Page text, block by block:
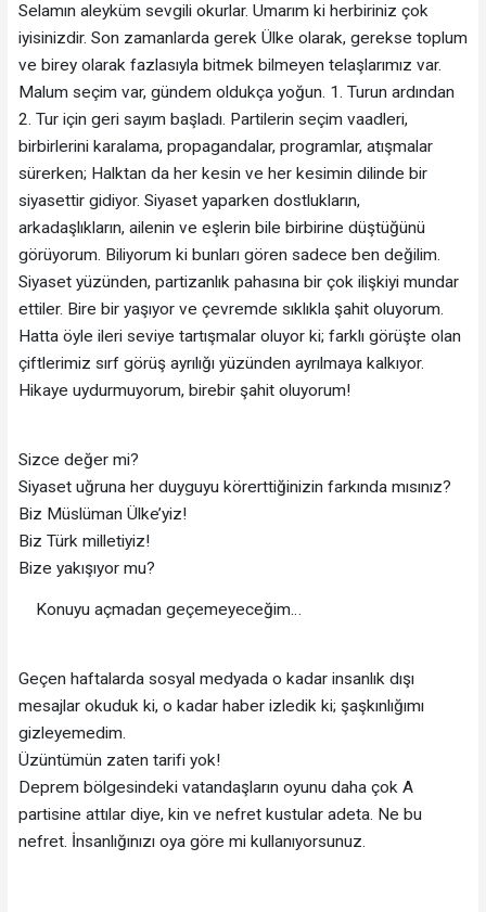
Selamın aleyküm sevgili okurlar. Umarım ki herbiriniz çok
iyisinizdir. Son zamanlarda gerek Ülke olarak, gerekse toplum
ve birey olarak fazlasıyla bitmek bilmeyen telaşlarımız var.
Malum seçim var, gündem oldukça yoğun. 1. Turun ardından
2. Tur için geri sayım başladı. Partilerin seçim vaadleri,
birbirlerini karalama, propagandalar, programlar, atışmalar
sürerken; Halktan da her kesin ve her kesimin dilinde bir
siyasettir gidiyor. Siyaset yaparken dostlukların,
arkadaşlıkların, ailenin ve eşlerin bile birbirine düştüğünü
görüyorum. Biliyorum ki bunları gören sadece ben değilim.
Siyaset yüzünden, partizanlık pahasına bir çok ilişkiyi mundar
ettiler. Bire bir yaşıyor ve çevremde sıklıkla şahit oluyorum.
Hatta öyle ileri seviye tartışmalar oluyor ki; farklı görüşte olan
çiftlerimiz sırf görüş ayrılığı yüzünden ayrılmaya kalkıyor.
Hikaye uydurmuyorum, birebir şahit oluyorum!
Sizce değer mi?
Siyaset uğruna her duyguyu körerttiğinizin farkında mısınız?
Biz Müslüman Ülke’yiz!
Biz Türk milletiyiz!
Bize yakışıyor mu?
Konuyu açmadan geçemeyeceğim…
Geçen haftalarda sosyal medyada o kadar insanlık dışı
mesajlar okuduk ki, o kadar haber izledik ki; şaşkınlığımı
gizleyemedim.
Üzüntümün zaten tarifi yok!
Deprem bölgesindeki vatandaşların oyunu daha çok A
partisine attılar diye, kin ve nefret kustular adeta. Ne bu
nefret. İnsanlığınızı oya göre mi kullanıyorsunuz.